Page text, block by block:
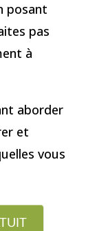
posant
pas
à
aborder
et
vous